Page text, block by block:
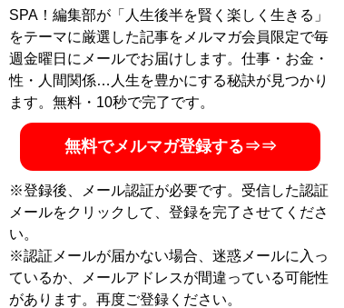
籍『Healthy Japanese Home Cooking 』（英語版）が好
評発売中。Twitterは
@sugiakatsuki12。
記事一覧へ
SPA！編集部が「人生後半を賢く楽しく生きる」
をテーマに厳選した記事をメルマガ会員限定で毎
週金曜日にメールでお届けします。仕事・お金・
性・人間関係…人生を豊かにする秘訣が見つかり
ます。無料・10秒で完了です。
無料でメルマガ登録する⇒⇒
※登録後、メール認証が必要です。受信した認証
メールをクリックして、登録を完了させてくださ
い。
※認証メールが届かない場合、迷惑メールに入っ
ているか、メールアドレスが間違っている可能性
があります。再度ご登録ください。